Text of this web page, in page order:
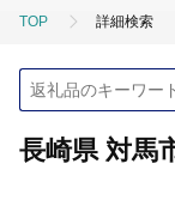
TOP 詳細検索
長崎県 対馬